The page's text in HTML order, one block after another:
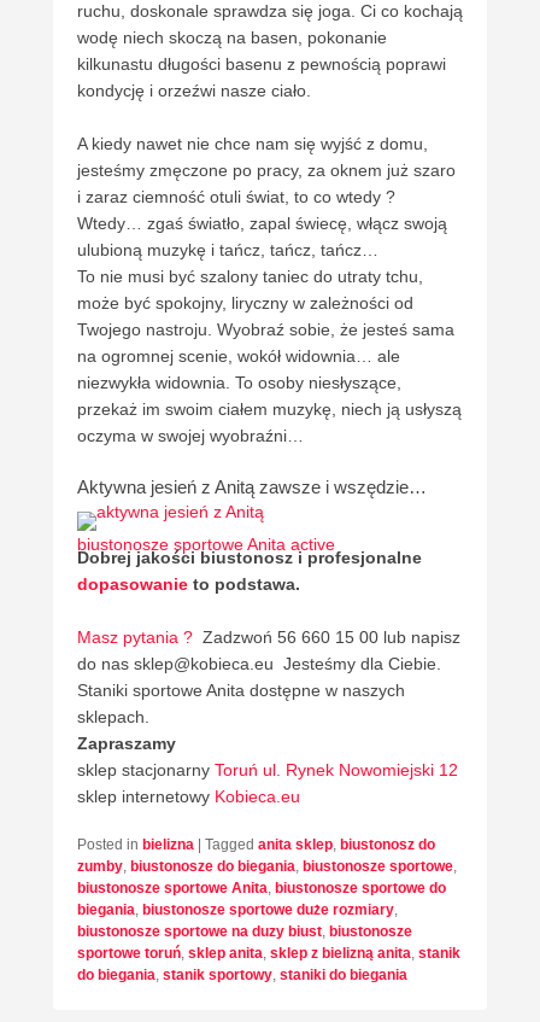
ruchu, doskonale sprawdza się joga. Ci co kochają
wodę niech skoczą na basen, pokonanie
kilkunastu długości basenu z pewnością poprawi
kondycję i orzeźwi nasze ciało.
A kiedy nawet nie chce nam się wyjść z domu,
jesteśmy zmęczone po pracy, za oknem już szaro
i zaraz ciemność otuli świat, to co wtedy ?
Wtedy… zgaś światło, zapal świecę, włącz swoją
ulubioną muzykę i tańcz, tańcz, tańcz…
To nie musi być szalony taniec do utraty tchu,
może być spokojny, liryczny w zależności od
Twojego nastroju. Wyobraź sobie, że jesteś sama
na ogromnej scenie, wokół widownia… ale
niezwykła widownia. To osoby niesłyszące,
przekaż im swoim ciałem muzykę, niech ją usłyszą
oczyma w swojej wyobraźni…
Aktywna jesień z Anitą zawsze i wszędzie…
biustonosze sportowe Anita active
Dobrej jakości biustonosz i profesjonalne
dopasowanie to podstawa.
Masz pytania ? Zadzwoń 56 660 15 00 lub napisz
do nas sklep@kobieca.eu Jesteśmy dla Ciebie.
Staniki sportowe Anita dostępne w naszych
sklepach.
Zapraszamy
sklep stacjonarny Toruń ul. Rynek Nowomiejski 12
sklep internetowy Kobieca.eu
Posted in bielizna | Tagged anita sklep biustonosz do
zumby biustonosze do biegania biustonosze sportowe
biustonosze sportowe Anita biustonosze sportowe do
biegania biustonosze sportowe duże rozmiary
biustonosze sportowe na duzy biust biustonosze
sportowe toruń sklep anita sklep z bielizną anita stanik
do biegania stanik sportowy staniki do biegania